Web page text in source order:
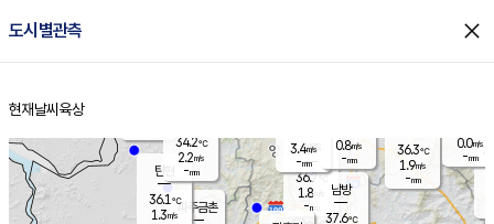
도시별관측 close
홈
현재날씨 육상
양주
36.7℃
1.8
-mm
파주금촌
36.3℃
1.9m/s
-mm
탄현
36.1℃
1.3m/s
0.0m/s
-mm
남방
37.6℃
3.4m/s
-mm
34.2℃
2.2m/s
-mm
0.8m/s
-mm